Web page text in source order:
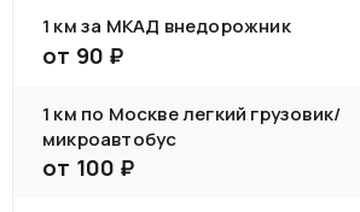
1 км за МКАД внедорожник
от 90 ₽
1 км по Москве легкий грузовик/
микроавтобус
от 100 ₽